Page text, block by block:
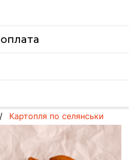
Картопля по селянськи